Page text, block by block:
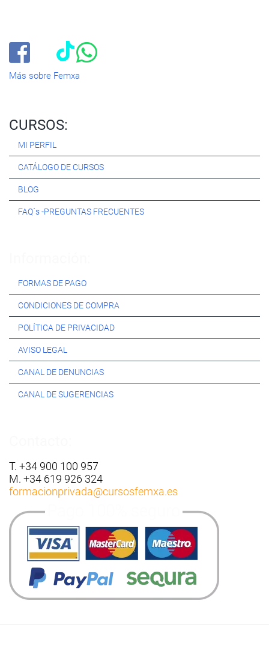
Más sobre Femxa
CURSOS:
MI PERFIL
CATÁLOGO DE CURSOS
BLOG
FAQ´s -PREGUNTAS FRECUENTES
FORMAS DE PAGO
CONDICIONES DE COMPRA
POLÍTICA DE PRIVACIDAD
AVISO LEGAL
CANAL DE DENUNCIAS
CANAL DE SUGERENCIAS
T. +34 900 100 957
M. +34 619 926 324
formacionprivada@cursosfemxa.es